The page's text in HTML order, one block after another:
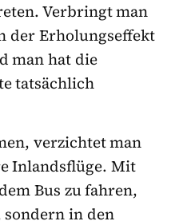
Verbringt man
der Erholungseffekt
man hat die
tatsächlich
verzichtet man
Inlandsflüge. Mit
Bus zu fahren,
in den